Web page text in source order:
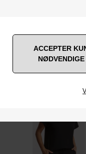
Nødvendige